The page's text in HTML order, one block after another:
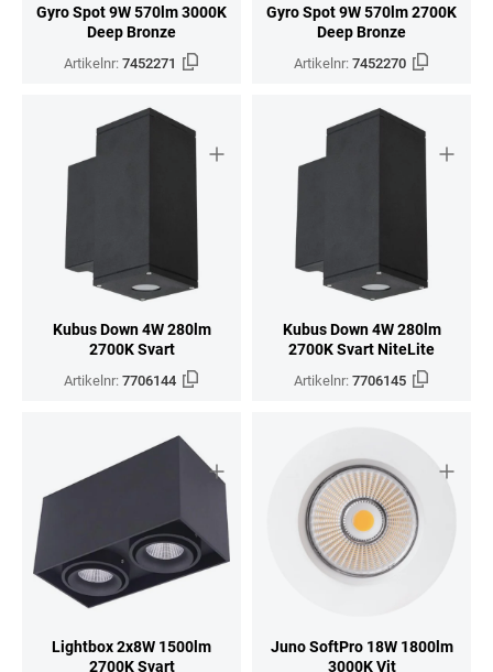
Gyro Spot 9W 570lm 3000K
Deep Bronze
Artikelnr:7452271
Gyro Spot 9W 570lm 2700K
Deep Bronze
Artikelnr:7452270
Kubus Down 4W 280lm
2700K Svart
Artikelnr:7706144
Kubus Down 4W 280lm
2700K Svart NiteLite
Artikelnr:7706145
Lightbox 2x8W 1500lm
2700K Svart
Juno SoftPro 18W 1800lm
3000K Vit